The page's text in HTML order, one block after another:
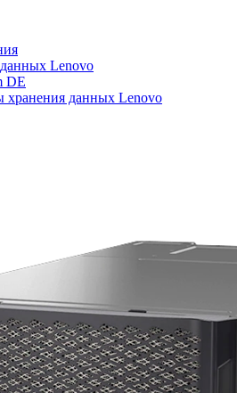
Lenovo
DE
хранения данных Lenovo